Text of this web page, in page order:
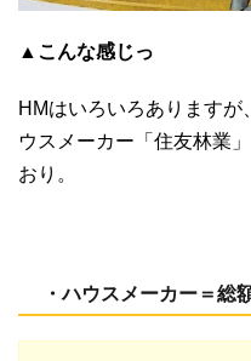
▲ こんな感じっ
HMはいろいろあります
ウスメーカー「住友林業
おり。
・ハウスメーカー＝総